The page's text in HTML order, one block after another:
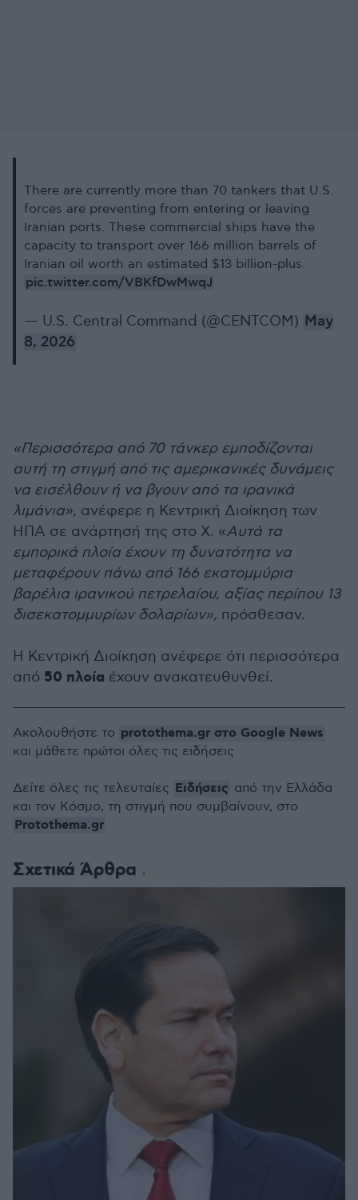
There are currently more than 70 tankers that U.S.
forces are preventing from entering or leaving
Iranian ports. These commercial ships have the
capacity to transport over 166 million barrels of
Iranian oil worth an estimated $13 billion-plus.
pic.twitter.com/VBKfDwMwqJ
— U.S. Central Command (@CENTCOM) May
8, 2026
«Περισσότερα από 70 τάνκερ εμποδίζονται
αυτή τη στιγμή από τις αμερικανικές δυνάμεις
να εισέλθουν ή να βγουν από τα ιρανικά
λιμάνια», ανέφερε η Κεντρική Διοίκηση των
ΗΠΑ σε ανάρτησή της στο X. «Αυτά τα
εμπορικά πλοία έχουν τη δυνατότητα να
μεταφέρουν πάνω από 166 εκατομμύρια
βαρέλια ιρανικού πετρελαίου, αξίας περίπου 13
δισεκατομμυρίων δολαρίων», πρόσθεσαν.
Η Κεντρική Διοίκηση ανέφερε ότι περισσότερα
από 50 πλοία έχουν ανακατευθυνθεί.
Σχετικά Άρθρα
Ακολουθήστε το protothema.gr στο Google News
και μάθετε πρώτοι όλες τις ειδήσεις
Δείτε όλες τις τελευταίες Ειδήσεις από την Ελλάδα
και τον Κόσμο, τη στιγμή που συμβαίνουν, στο
Protothema.gr